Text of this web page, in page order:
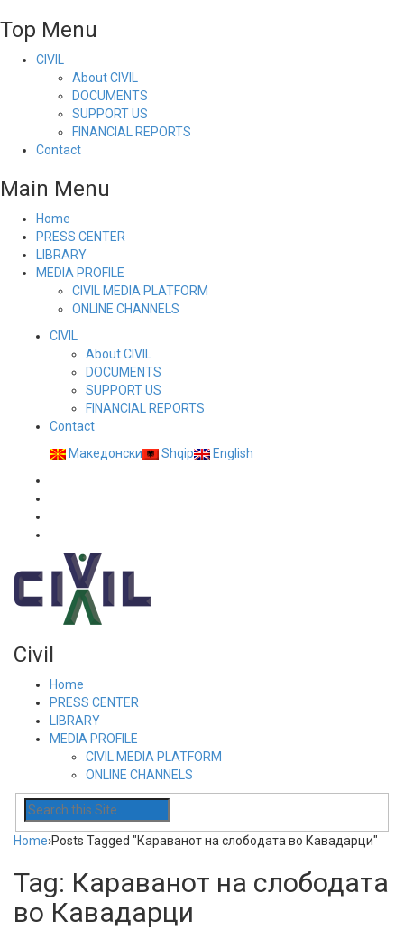
Top Menu
CIVIL
About CIVIL
DOCUMENTS
SUPPORT US
FINANCIAL REPORTS
Contact
Main Menu
Home
PRESS CENTER
LIBRARY
MEDIA PROFILE
CIVIL MEDIA PLATFORM
ONLINE CHANNELS
CIVIL
About CIVIL
DOCUMENTS
SUPPORT US
FINANCIAL REPORTS
Contact
Македонски
Shqip English
Civil
Home
PRESS CENTER
LIBRARY
MEDIA PROFILE
CIVIL MEDIA PLATFORM
ONLINE CHANNELS
Home›Posts Tagged "Караванот на слободата во Кавадарци"
Tag: Караванот на слободата
во Кавадарци